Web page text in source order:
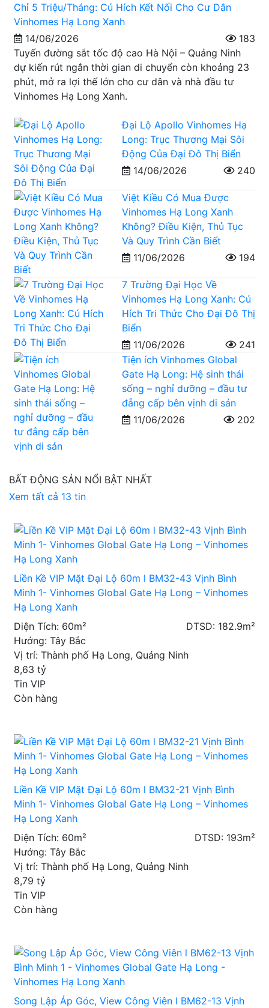
Chỉ 5 Triệu/Tháng: Cú Hích Kết Nối Cho Cư Dân
Vinhomes Hạ Long Xanh
14/06/2026
183
Tuyến đường sắt tốc độ cao Hà Nội – Quảng Ninh
dự kiến rút ngắn thời gian di chuyển còn khoảng 23
phút, mở ra lợi thế lớn cho cư dân và nhà đầu tư
Vinhomes Hạ Long Xanh.
Đại Lộ Apollo Vinhomes Hạ
Long: Trục Thương Mại Sôi
Động Của Đại Đô Thị Biển
14/06/2026
240
Việt Kiều Có Mua Được
Vinhomes Hạ Long Xanh
Không? Điều Kiện, Thủ Tục
Và Quy Trình Cần Biết
11/06/2026
194
7 Trường Đại Học Về
Vinhomes Hạ Long Xanh: Cú
Hích Tri Thức Cho Đại Đô Thị
Biển
11/06/2026
241
Tiện ích Vinhomes Global
Gate Hạ Long: Hệ sinh thái
sống – nghỉ dưỡng – đầu tư
đẳng cấp bên vịnh di sản
11/06/2026
202
BẤT ĐỘNG SẢN NỔI BẬT NHẤT
Xem tất cả 13 tin
Liền Kề VIP Mặt Đại Lộ 60m l BM32-43 Vịnh Bình
Minh 1- Vinhomes Global Gate Hạ Long – Vinhomes
Hạ Long Xanh
Diện Tích: 60m²
DTSD: 182.9m²
Hướng: Tây Bắc
Vị trí: Thành phố Hạ Long, Quảng Ninh
8,63 tỷ
Tin VIP
Còn hàng
Liền Kề VIP Mặt Đại Lộ 60m l BM32-21 Vịnh Bình
Minh 1- Vinhomes Global Gate Hạ Long – Vinhomes
Hạ Long Xanh
Diện Tích: 60m²
DTSD: 193m²
Hướng: Tây Bắc
Vị trí: Thành phố Hạ Long, Quảng Ninh
8,79 tỷ
Tin VIP
Còn hàng
Song Lập Áp Góc, View Công Viên l BM62-13 Vịnh